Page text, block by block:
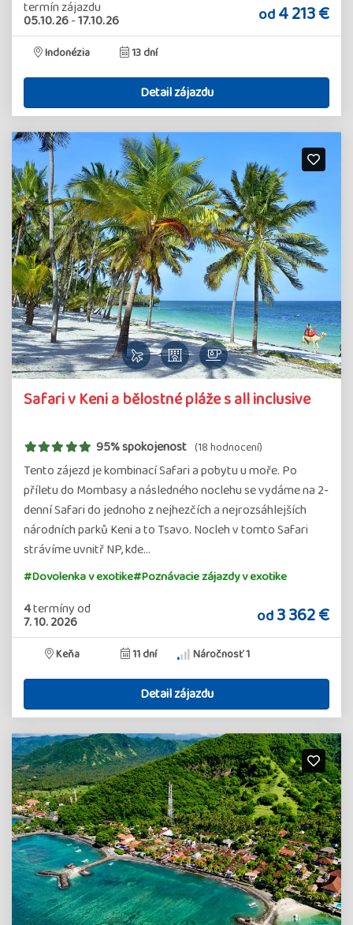
termín zájazdu
05.10.26-17.10.26 od4 213 €
Indonézia 13 dní
Detail zájazdu
Safari v Keni a bělostné pláže s all inclusive
95% spokojenost (18 hodnocení)
Tento zájezd je kombinací Safari a pobytu u moře. Po
příletu do Mombasy a následného noclehu se vydáme na 2-
denní Safari do jednoho z nejhezčích a nejrozsáhlejších
národních parků Keni a to Tsavo. Nocleh v tomto Safari
strávíme uvnitř NP, kde…
#Dovolenka v exotike#Poznávacie zájazdy v exotike
4termínyod
7. 10. 2026 od3 362 €
Keňa 11 dní Náročnosť 1
Detail zájazdu